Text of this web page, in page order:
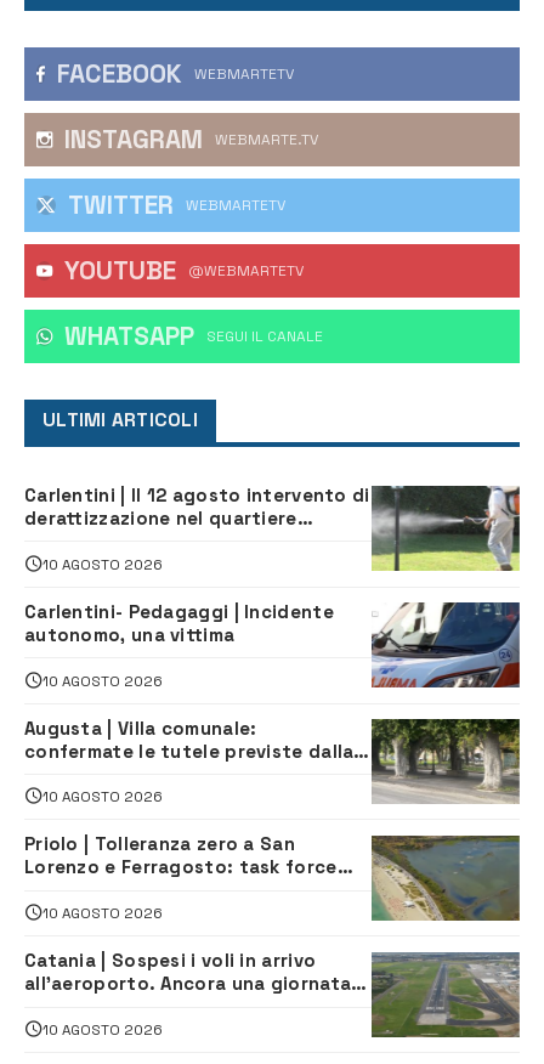
FACEBOOK WEBMARTETV
INSTAGRAM WEBMARTE.TV
TWITTER WEBMARTETV
YOUTUBE @WEBMARTETV
WHATSAPP ‎SEGUI IL CANALE
ULTIMI ARTICOLI
Carlentini | Il 12 agosto intervento di
derattizzazione nel quartiere
10 AGOSTO 2026
Carlentini- Pedagaggi | Incidente
autonomo, una vittima
10 AGOSTO 2026
Augusta | Villa comunale:
confermate le tutele previste dalla
10 AGOSTO 2026
Priolo | Tolleranza zero a San
Lorenzo e Ferragosto: task force
navette gratuite
10 AGOSTO 2026
Catania | Sospesi i voli in arrivo
all’aeroporto. Ancora una giornata
10 AGOSTO 2026